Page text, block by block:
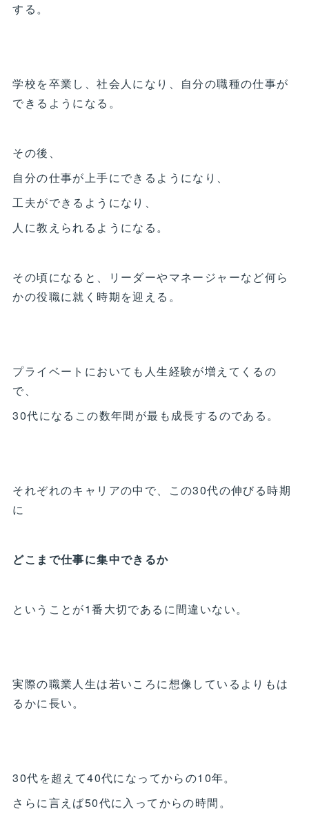
する。
学校を卒業し、社会人になり、自分の職種の仕事が
できるようになる。
その後、
自分の仕事が上手にできるようになり、
工夫ができるようになり、
人に教えられるようになる。
その頃になると、リーダーやマネージャーなど何ら
かの役職に就く時期を迎える。
プライベートにおいても人生経験が増えてくるの
で、
30代になるこの数年間が最も成長するのである。
それぞれのキャリアの中で、この30代の伸びる時期
に
どこまで仕事に集中できるか
ということが1番大切であるに間違いない。
実際の職業人生は若いころに想像しているよりもは
るかに長い。
30代を超えて40代になってからの10年。
さらに言えば50代に入ってからの時間。